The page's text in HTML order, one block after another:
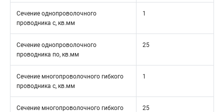
Сечение однопроволочного
проводника с, кв.мм
1
Сечение однопроволочного
проводника по, кв.мм
25
Сечение многопроволочного гибкого
проводника с, кв.мм
1
Сечение многопроволочного гибкого
25